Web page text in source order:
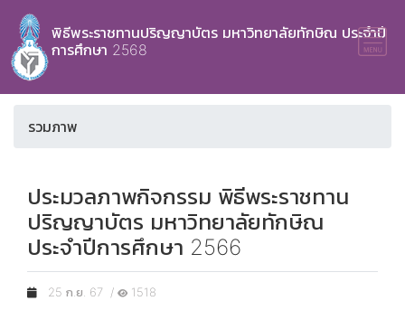
พิธีพระราชทานปริญญาบัตร มหาวิทยาลัยทักษิณ ประจำปี
การศึกษา 2568
รวมภาพ
ประมวลภาพกิจกรรม พิธีพระราชทาน
ปริญญาบัตร มหาวิทยาลัยทักษิณ
ประจำปีการศึกษา 2566
25 ก.ย. 67 / 1518